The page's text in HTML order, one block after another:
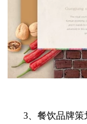
3、餐饮品牌策